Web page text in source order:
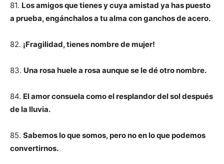
81. Los amigos que tienes y cuya amistad ya has puesto
a prueba, engánchalos a tu alma con ganchos de acero.
82. ¡Fragilidad, tienes nombre de mujer!
83. Una rosa huele a rosa aunque se le dé otro nombre.
84. El amor consuela como el resplandor del sol después
de la lluvia.
85. Sabemos lo que somos, pero no en lo que podemos
convertirnos.